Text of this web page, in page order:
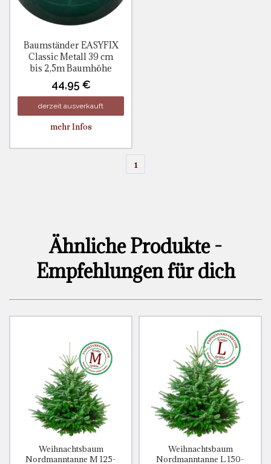
Baumständer EASYFIX
Classic Metall 39 cm
bis 2,5m Baumhöhe
44,95 €
derzeit ausverkauft
mehr Infos
1
Ähnliche Produkte -
Empfehlungen für dich
Weihnachtsbaum
Nordmanntanne M 125-
Weihnachtsbaum
Nordmanntanne L 150-